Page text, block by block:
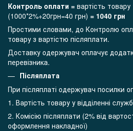
Контроль оплати = вартість
(1000*2%+20грн=40 грн) = 1040 грн
Простими словами, до Контролю
товару з вартістю післяплати.
Доставку одержувач оплачує
перевізника.
Післяплата
При післяплаті одержувач посилки
1. Вартість товару у відділенні
2. Комісію післяплати (2% від
оформлення накладної)